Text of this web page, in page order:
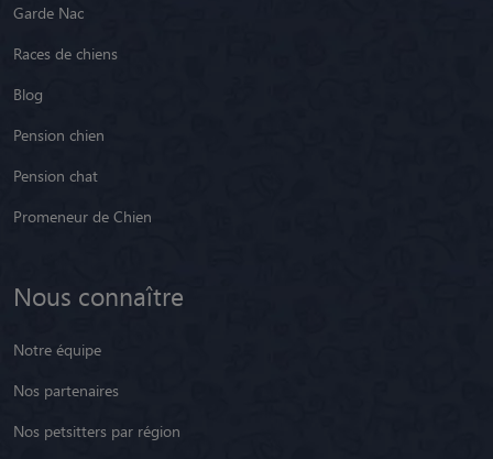
Garde Nac
Races de chiens
Blog
Pension chien
Pension chat
Promeneur de Chien
Nous connaître
Notre équipe
Nos partenaires
Nos petsitters par région